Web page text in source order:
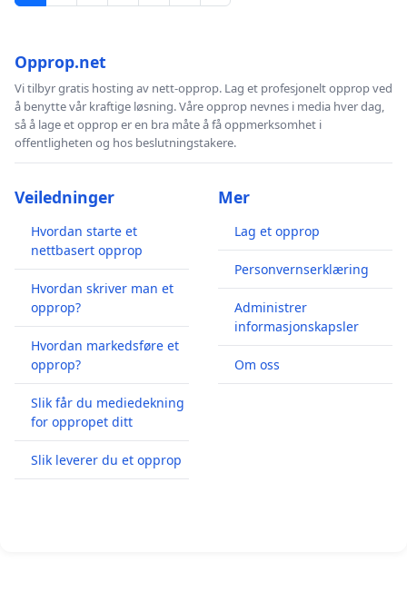
Opprop.net
Vi tilbyr gratis hosting av nett-opprop. Lag et profesjonelt opprop ved
å benytte vår kraftige løsning. Våre opprop nevnes i media hver dag,
så å lage et opprop er en bra måte å få oppmerksomhet i
offentligheten og hos beslutningstakere.
Veiledninger
Hvordan starte et
nettbasert opprop
Hvordan skriver man et
opprop?
Hvordan markedsføre et
opprop?
Slik får du mediedekning
for oppropet ditt
Slik leverer du et opprop
Mer
Lag et opprop
Personvernserklæring
Administrer
informasjonskapsler
Om oss